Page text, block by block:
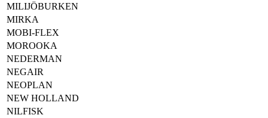
MILIJÖBURKEN
MIRKA
MOBI-FLEX
MOROOKA
NEDERMAN
NEGAIR
NEOPLAN
NEW HOLLAND
NILFISK